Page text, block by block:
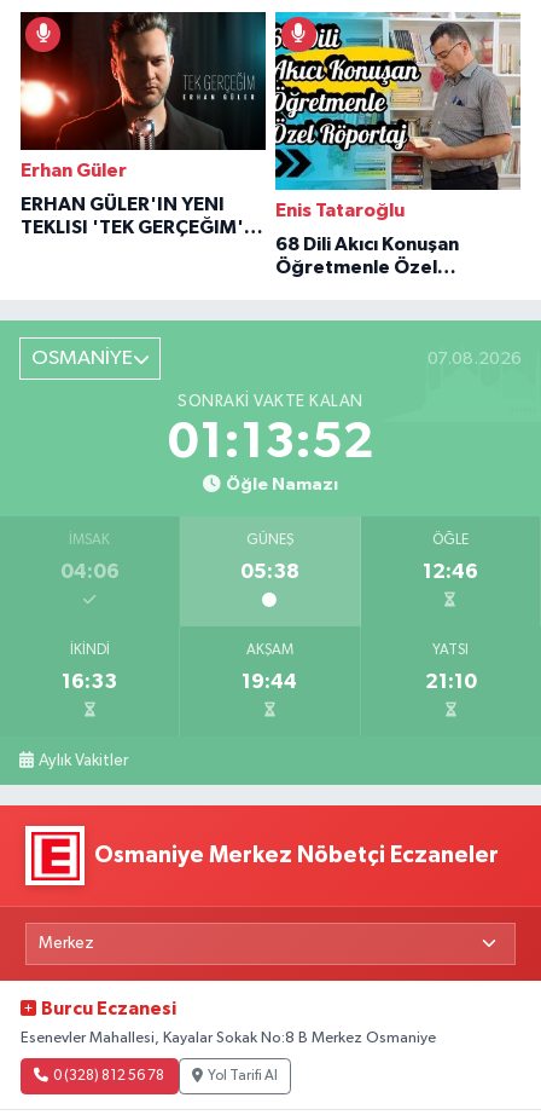
İlham Veren Hikâyeler
Erhan Güler
ERHAN GÜLER'IN YENI
TEKLISI 'TEK GERÇEĞIM'LE
Enis Tataroğlu
68 Dili Akıcı Konuşan
Öğretmenle Özel
OSMANİYE 07.08.2026
SONRAKI VAKTE KALAN
01:13:51
Öğle Namazı
İMSAK
04:06
GÜNEŞ
05:38
ÖĞLE
12:46
İKINDI
16:33
AKŞAM
19:44
YATSI
21:10
Aylık Vakitler
Osmaniye Merkez Nöbetçi Eczaneler
Burcu Eczanesi
Esenevler Mahallesi, Kayalar Sokak No:8 B Merkez Osmaniye
0 (328) 812 56 78 Yol Tarifi Al